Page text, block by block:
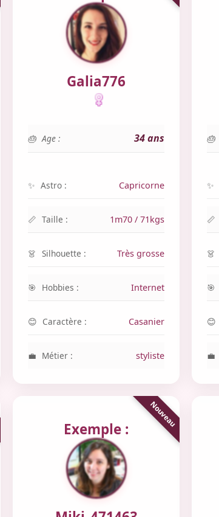
Galia776
Age : 34 ans
Astro : Capricorne
Taille : 1m70 / 71kgs
Silhouette : Très grosse
Hobbies : Internet
Caractère : Casanier
Métier : styliste
Exemple :